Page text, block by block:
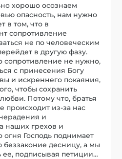
хорошо осознаем
опасность, нам нужно
в том, что в
сопротивление
не по человеческим
в другую фазу.
сопротивление не нужно,
с принесения Богу
и искреннего покаяния,
чтобы сохранить
Потому что, братья
происходит из-за нас
и
наших грехов и
огня Господь поднимает
десницу, а мы
ее, подписывая петиции…